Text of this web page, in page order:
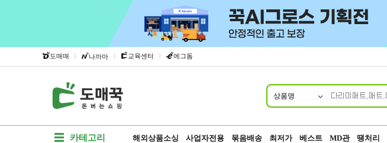
도매매 | 나까마 | 교육센터 | 에그돔
상품명
카테고리 해외상품소싱 사업자전용 묶음배송 최저가 베스트 MD관 땡처리